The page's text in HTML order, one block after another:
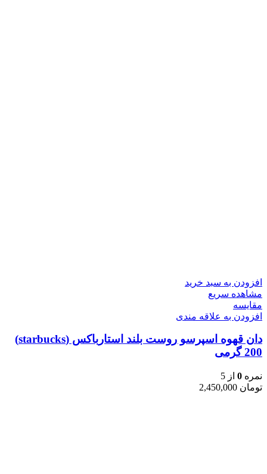
افزودن به سبد خرید
مشاهده سریع
مقایسه
افزودن به علاقه مندی
دان قهوه اسپرسو روست بلند استارباکس (starbucks)
200 گرمی
نمره 0 از 5
تومان